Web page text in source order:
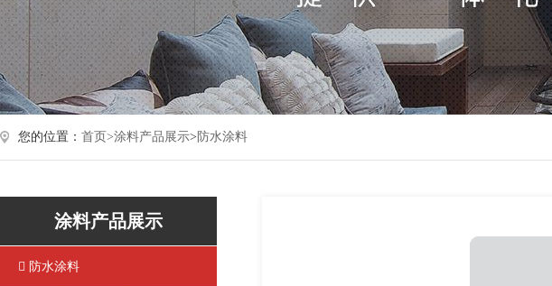
您的位置： 首页>涂料产品展示> 防水涂料
涂料产品展示
防水涂料